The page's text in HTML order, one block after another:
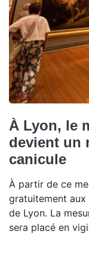
À Lyon, le
devient un
canicule
À partir de ce
gratuitement
de Lyon. La
sera placé en